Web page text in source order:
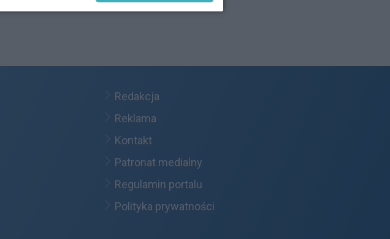
Redakcja
Reklama
Kontakt
Patronat medialny
Regulamin portalu
Polityka prywatności